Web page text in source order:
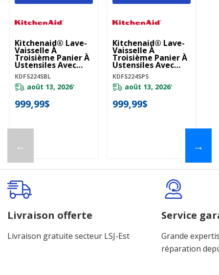
←
Kitchenaid® Lave-
Vaisselle À
Troisième Panier À
Ustensiles Avec
Plus De 30 Jets De
Lavage À
Couverture Totale -
47 DBA KDFS224SBL
KDFS224SBL
août 13, 2026*
999,99$
Kitchenaid® Lave-
Vaisselle À
Troisième Panier À
Ustensiles Avec
Plus De 30 Jets De
Lavage À
Couverture Totale
En Fini PrintShield™
- 47 DBA
KDFS224SPS
KDFS224SPS
août 13, 2026*
999,99$
→
Livraison offerte
Livraison gratuite secteur LSJ-Est
Service
Grande
réparation